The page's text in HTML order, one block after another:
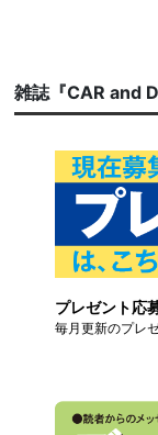
雑誌『CAR and
プレゼント応
毎月更新のプレ